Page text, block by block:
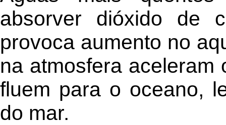
absorver dióxido de
provoca aumento no
na atmosfera aceleram
fluem para o oceano,
do mar.